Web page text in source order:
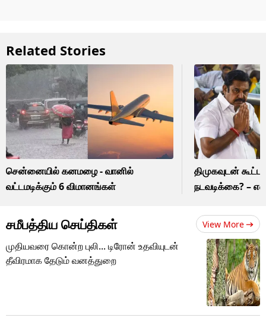
Related Stories
சென்னையில் கனமழை - வானில்
வட்டமடிக்கும் 6 விமானங்கள்
திமுகவுடன்
நடவடிக்கை? –
சமீபத்திய செய்திகள் View More
முதியவரை கொன்ற புலி... டிரோன் உதவியுடன்
தீவிரமாக தேடும் வனத்துறை